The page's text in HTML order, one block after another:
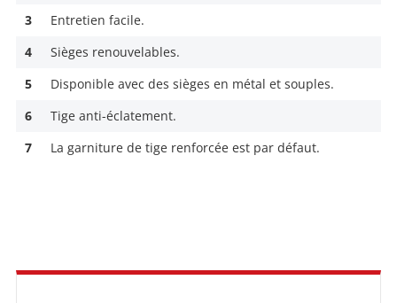
3
Entretien facile.
4
Sièges renouvelables.
5
Disponible avec des sièges en métal et souples.
6
Tige anti-éclatement.
7
La garniture de tige renforcée est par défaut.